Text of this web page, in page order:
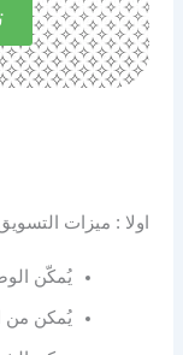
اولا : ميزات
يُمكّن
يُمكن من